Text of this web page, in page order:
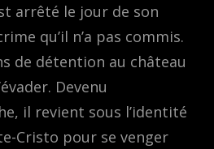
arrêté le jour de son
qu’il n’a pas commis.
de détention au château
Devenu
il revient sous l’identité
Cristo pour se venger